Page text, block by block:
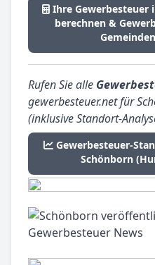
Ihre Gewerbesteuer
berechnen &
Rufen Sie alle
gewerbesteuer.net für
(inklusive Standort-
Gewerbesteuer-
Schönborn